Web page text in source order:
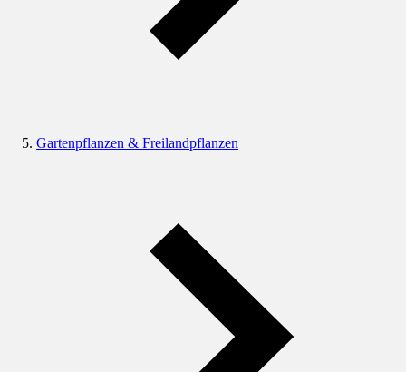
Gartenpflanzen & Freilandpflanzen